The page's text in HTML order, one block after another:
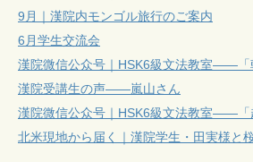
9月｜漢院内モンゴル旅行のご案内
6月学生交流会
漢院微信公众号｜HSK6級文法教室——「
漢院受講生の声——嵐山さん
漢院微信公众号｜HSK6級文法教室——「
北米現地から届く｜漢院学生・田実様と